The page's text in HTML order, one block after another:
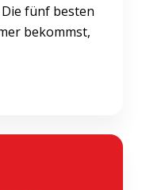
fünf besten
bekommst,